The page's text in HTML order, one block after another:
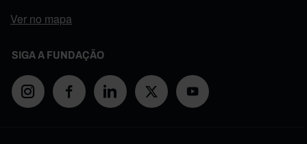
Ver no mapa
SIGA A FUNDAÇÃO